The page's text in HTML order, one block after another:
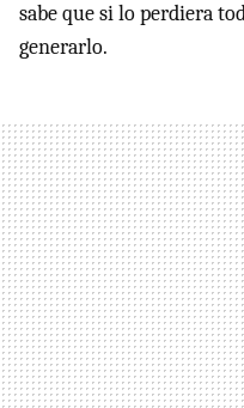
sabe que si lo perdiera
generarlo.